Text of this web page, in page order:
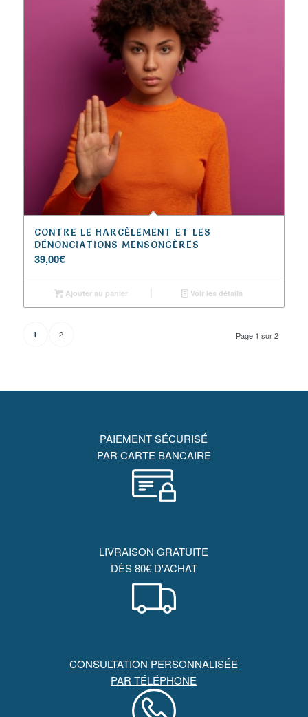
CONTRE LE HARCÈLEMENT ET LES
DÉNONCIATIONS MENSONGÈRES
39,00€
Ajouter au panier Voir les détails
Page 1 sur 2
1 2
PAIEMENT SÉCURISÉ
PAR CARTE BANCAIRE
LIVRAISON GRATUITE
DÈS 80€ D'ACHAT
CONSULTATION PERSONNALISÉE
PAR TÉLÉPHONE